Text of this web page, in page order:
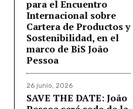
para el Encuentro
Internacional sobre
Cartera de Productos y
Sostenibilidad, en el
marco de BiS João
Pessoa
26 junio, 2026
SAVE THE DATE: João